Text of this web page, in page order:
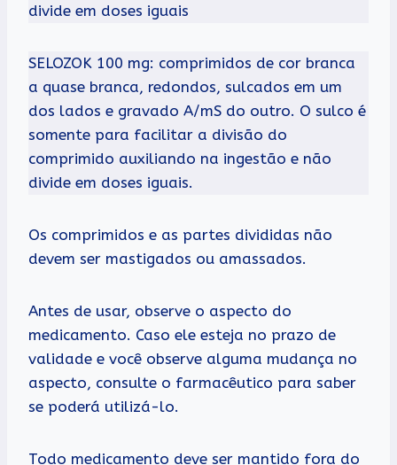
divide em doses iguais
SELOZOK 100 mg: comprimidos de cor branca
a quase branca, redondos, sulcados em um
dos lados e gravado A/mS do outro. O sulco é
somente para facilitar a divisão do
comprimido auxiliando na ingestão e não
divide em doses iguais.
Os comprimidos e as partes divididas não
devem ser mastigados ou amassados.
Antes de usar, observe o aspecto do
medicamento. Caso ele esteja no prazo de
validade e você observe alguma mudança no
aspecto, consulte o farmacêutico para saber
se poderá utilizá-lo.
Todo medicamento deve ser mantido fora do